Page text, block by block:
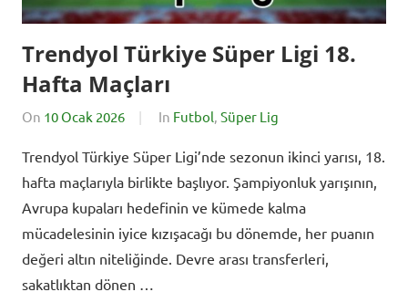
Trendyol Türkiye Süper Ligi 18.
Hafta Maçları
On 10 Ocak 2026
By
In Futbol, Süper Lig
Trendyol Türkiye Süper Ligi’nde sezonun ikinci yarısı, 18.
hafta maçlarıyla birlikte başlıyor. Şampiyonluk yarışının,
Avrupa kupaları hedefinin ve kümede kalma
mücadelesinin iyice kızışacağı bu dönemde, her puanın
değeri altın niteliğinde. Devre arası transferleri,
sakatlıktan dönen …